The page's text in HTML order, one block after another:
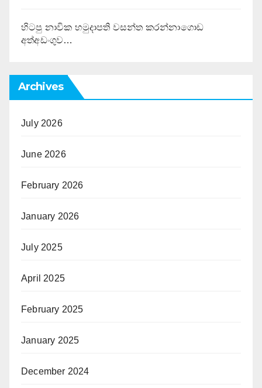
හිටපු නාවික හමුදාපති වසන්ත කරන්නාගොඩ
අත්අඩංගුව…
Archives
July 2026
June 2026
February 2026
January 2026
July 2025
April 2025
February 2025
January 2025
December 2024